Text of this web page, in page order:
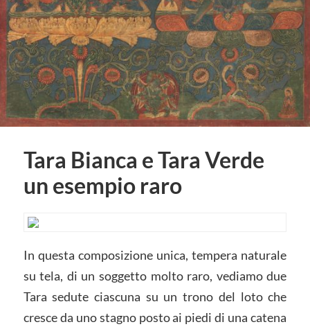
Tara Bianca e Tara Verde
un esempio raro
In questa composizione unica, tempera naturale
su tela, di un soggetto molto raro, vediamo due
Tara sedute ciascuna su un trono del loto che
cresce da uno stagno posto ai piedi di una catena